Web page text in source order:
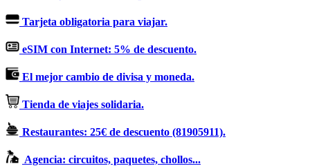
Tarjeta obligatoria para viajar.
eSIM con Internet: 5% de descuento.
El mejor cambio de divisa y moneda.
Tienda de viajes solidaria.
Restaurantes: 25€ de descuento (81905911).
Agencia: circuitos, paquetes, chollos...